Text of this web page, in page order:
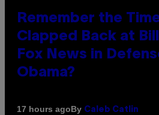
Remember the
Clapped Back at Bill
Fox News in
Obama?
17 hours agoBy Caleb Catlin